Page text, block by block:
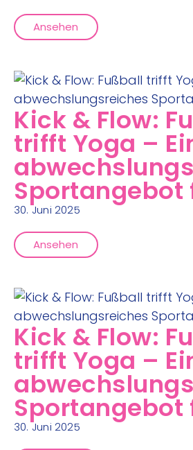
Ansehen
Kick & Flow:
trifft Yoga –
Sportangebot
30. Juni 2025
Ansehen
Kick & Flow:
trifft Yoga –
Sportangebot
30. Juni 2025